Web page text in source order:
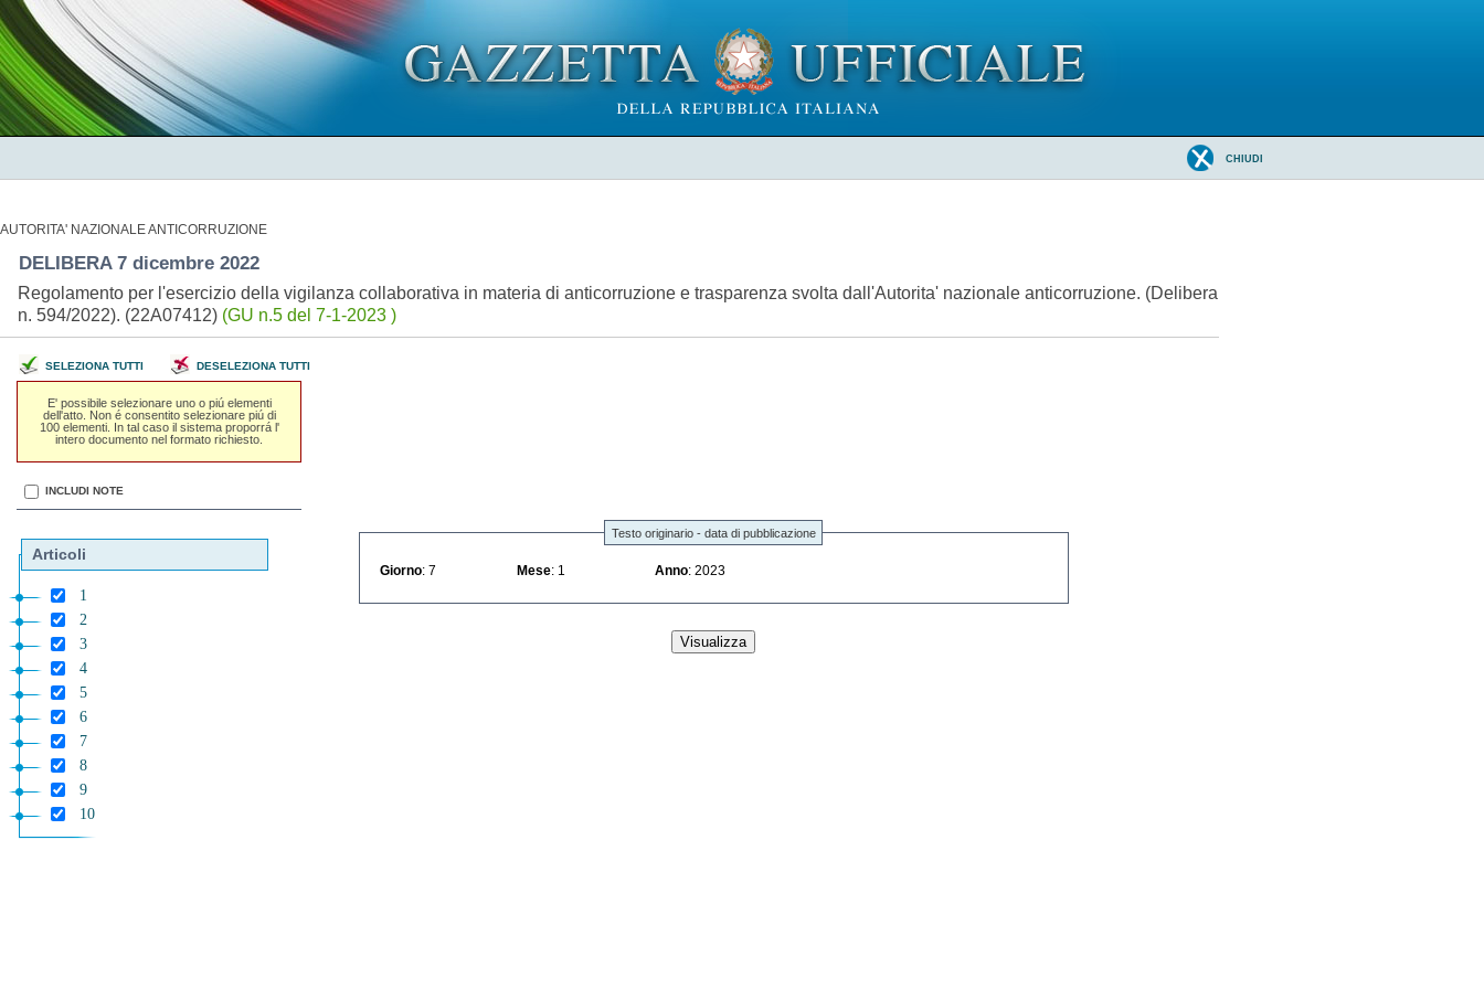
CHIUDI
AUTORITA' NAZIONALE ANTICORRUZIONE
DELIBERA 7 dicembre 2022
Regolamento per l'esercizio della vigilanza collaborativa in materia di anticorruzione e trasparenza svolta dall'Autorita' nazionale anticorruzione. (Delibera
n. 594/2022). (22A07412) (GU n.5 del 7-1-2023 )
SELEZIONA TUTTI DESELEZIONA TUTTI
E' possibile selezionare uno o piú elementi
dell'atto. Non é consentito selezionare piú di
100 elementi. In tal caso il sistema proporrá l'
intero documento nel formato richiesto.
INCLUDI NOTE
Articoli
1
2
3
4
5
6
7
8
9
10
Testo originario - data di pubblicazione
Giorno : 7 Mese : 1 Anno : 2023